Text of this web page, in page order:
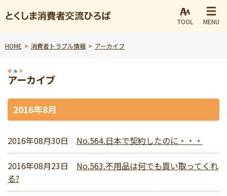
TOOL MENU
HOME 消費者トラブル情報 アーカイブ
アーカイブ
2016年8月
2016年08月30日 No.564.日本で契約したのに・・・
2016年08月23日
No.563.不用品は何でも買い取ってくれ
る?